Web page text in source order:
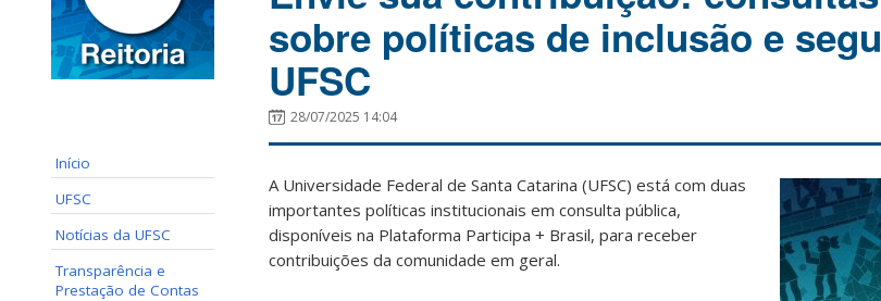
Início
UFSC
Notícias da UFSC
Transparência e
Prestação de Contas
sobre políticas de inclusão e
UFSC
28/07/2025 14:04
A Universidade Federal de Santa Catarina (UFSC) está com duas
importantes políticas institucionais em consulta pública,
disponíveis na Plataforma Participa + Brasil, para receber
contribuições da comunidade em geral.